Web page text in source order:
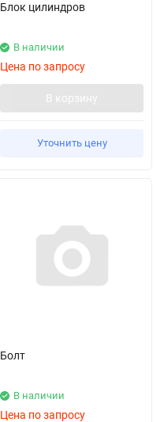
Блок цилиндров
В наличии
Цена по запросу
В корзину
Уточнить цену
Болт
В наличии
Цена по запросу